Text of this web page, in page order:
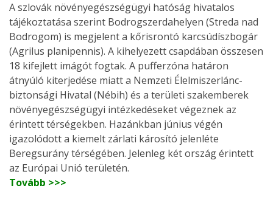
A szlovák növényegészségügyi hatóság hivatalos
tájékoztatása szerint Bodrogszerdahelyen (Streda nad
Bodrogom) is megjelent a kőrisrontó karcsúdíszbogár
(Agrilus planipennis). A kihelyezett csapdában összesen
18 kifejlett imágót fogtak. A pufferzóna határon
átnyúló kiterjedése miatt a Nemzeti Élelmiszerlánc-
biztonsági Hivatal (Nébih) és a területi szakemberek
növényegészségügyi intézkedéseket végeznek az
érintett térségekben. Hazánkban június végén
igazolódott a kiemelt zárlati károsító jelenléte
Beregsurány térségében. Jelenleg két ország érintett
az Európai Unió területén.
Tovább >>>